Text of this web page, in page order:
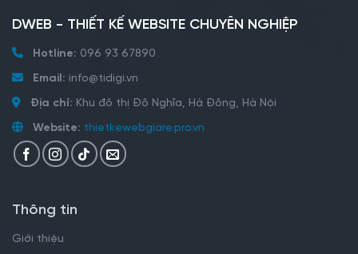
DWEB - THIẾT KẾ WEBSITE CHUYÊN NGHIỆP
Hotline: 096 93 67890
Email: info@tidigi.vn
Địa chỉ: Khu đô thị Đô Nghĩa, Hà Đông, Hà Nội
Website: thietkewebgiare.pro.vn
Thông tin
Giới thiệu